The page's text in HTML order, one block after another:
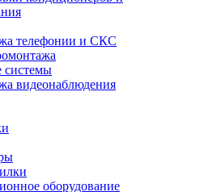
телефонии и СКС
системы
видеонаблюдения
оборудование